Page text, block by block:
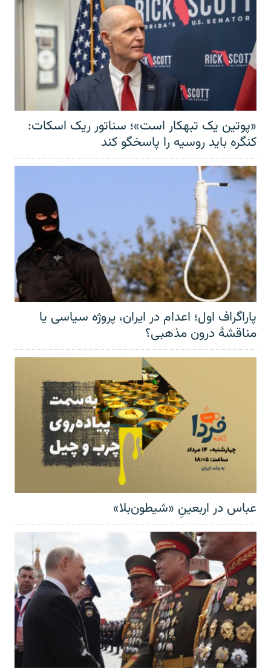
«پوتین یک تبهکار است»؛ سناتور ریک اسکات:
کنگره باید روسیه را پاسخگو کند
پاراگراف اول؛ اعدام در ایران، پروژه سیاسی یا
مناقشهٔ درون مذهبی؟
عباس در اربعینِ «شیطون‌بلا»